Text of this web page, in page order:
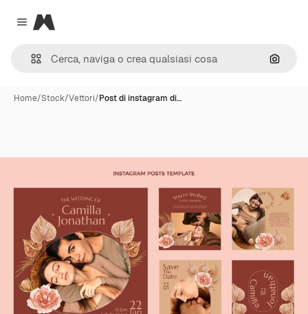
Close menu
Magnific
Cerca
Home/Stock/Vettori/Post di instagram di…